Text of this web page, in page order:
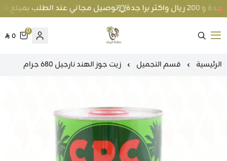
توصيل مجاني عند الطلب بمبلغ 100 ريال واكثر داخل جدة و 200 ريال واكثر برا جدة
متجر عطارة فيفا
0
0
الرئيسية قسم التجميل زيت جوز الهند نارجيل 680 جرام